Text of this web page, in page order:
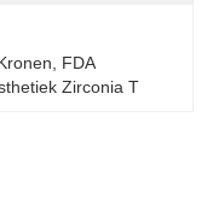
FDA
Zirconia T